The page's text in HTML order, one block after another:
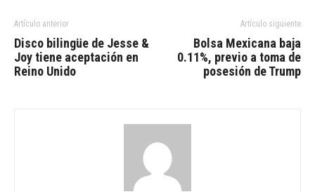
Artículo anterior
Disco bilingüe de Jesse &
Joy tiene aceptación en
Reino Unido
Artículo siguiente
Bolsa Mexicana baja
0.11%, previo a toma de
posesión de Trump